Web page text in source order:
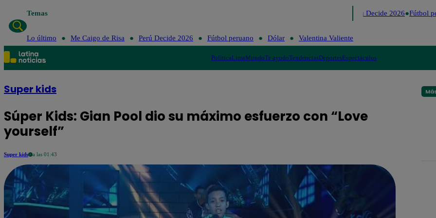
Temas Perú Decide 2026 Fútbol
Lo último Me Caigo de Risa Perú Decide 2026 Fútbol peruano Dólar Valentina Valiente
PolíticaLimaMundoTe ayudoTendenciasDeportesEspectáculos
Super kids
Súper Kids: Gian Pool dio su máximo esfuerzo con “Love
yourself”
Super kids a las 01:43